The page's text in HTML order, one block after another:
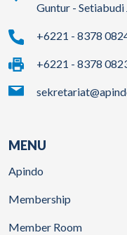
Guntur -
+6221 - 8378
+6221 - 8378
MENU
Apindo
Membership
Member Room